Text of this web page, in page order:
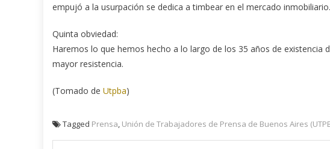
empujó a la usurpación se dedica a timbear en el mercado inmobiliario.
Quinta obviedad:
Haremos lo que hemos hecho a lo largo de los 35 años de existencia
mayor resistencia.
(Tomado de Utpba)
Tagged Prensa, Unión de Trabajadores de Prensa de Buenos Aires